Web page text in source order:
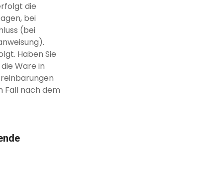
die
bei
(bei
Haben Sie
Ware in
Fall nach dem